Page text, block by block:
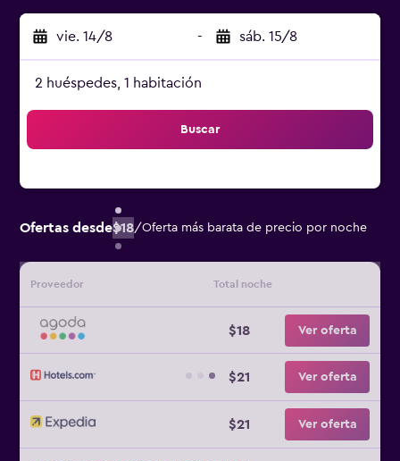
vie. 14/8 - sáb. 15/8
2 huéspedes, 1 habitación
Buscar
Ofertas desde$18/Oferta más barata de precio por noche
Proveedor Total noche
$18 Ver oferta
$21 Ver oferta
$21 Ver oferta